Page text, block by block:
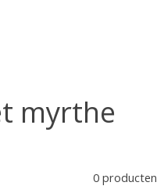
myrthe
0 producten